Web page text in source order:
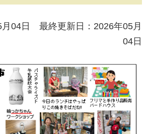
月04日 最終更新日：2026年05月
04日